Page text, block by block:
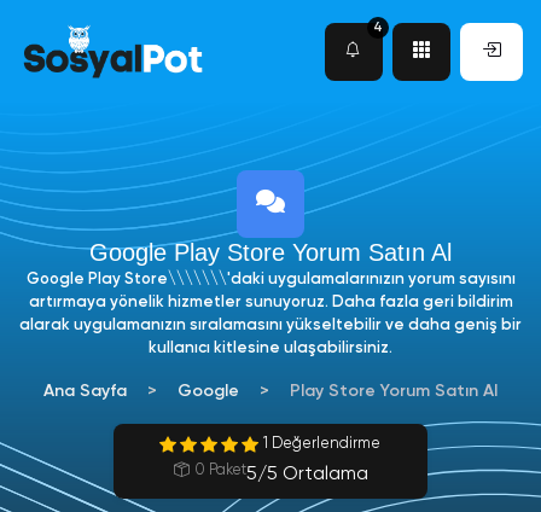
4
Google Play Store Yorum Satın Al
Google Play Store\\\\\\\'daki uygulamalarınızın yorum sayısını
artırmaya yönelik hizmetler sunuyoruz. Daha fazla geri bildirim
alarak uygulamanızın sıralamasını yükseltebilir ve daha geniş bir
kullanıcı kitlesine ulaşabilirsiniz.
Ana Sayfa Google Play Store Yorum Satın Al
1 Değerlendirme
0 Paket5/5 Ortalama